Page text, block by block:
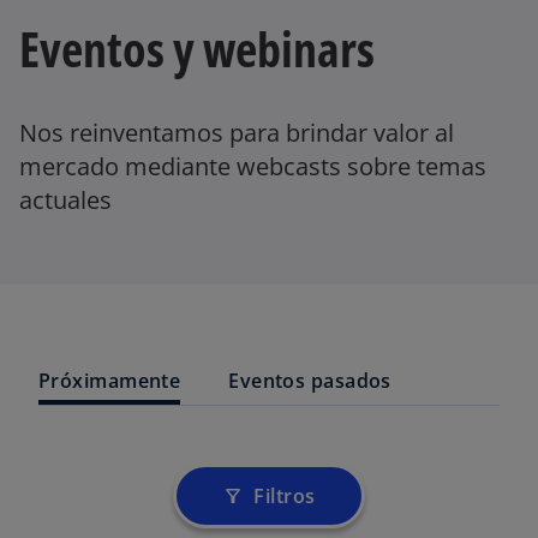
Eventos y webinars
Nos reinventamos para brindar valor al
mercado mediante webcasts sobre temas
actuales
Próximamente Eventos pasados
filter_alt Filtros